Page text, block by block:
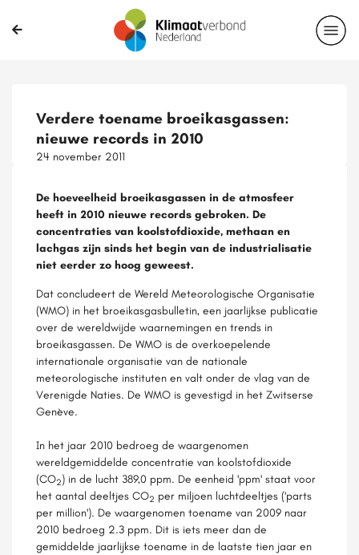
Verdere toename broeikasgassen:
nieuwe records in 2010
24 november 2011
De hoeveelheid broeikasgassen in de atmosfeer
heeft in 2010 nieuwe records gebroken. De
concentraties van koolstofdioxide, methaan en
lachgas zijn sinds het begin van de industrialisatie
niet eerder zo hoog geweest.
Dat concludeert de Wereld Meteorologische Organisatie
(WMO) in het broeikasgasbulletin, een jaarlijkse publicatie
over de wereldwijde waarnemingen en trends in
broeikasgassen. De WMO is de overkoepelende
internationale organisatie van de nationale
meteorologische instituten en valt onder de vlag van de
Verenigde Naties. De WMO is gevestigd in het Zwitserse
Genève.
In het jaar 2010 bedroeg de waargenomen
wereldgemiddelde concentratie van koolstofdioxide
(CO2) in de lucht 389,0 ppm. De eenheid 'ppm' staat voor
het aantal deeltjes CO2 per miljoen luchtdeeltjes ('parts
per million'). De waargenomen toename van 2009 naar
2010 bedroeg 2.3 ppm. Dit is iets meer dan de
gemiddelde jaarlijkse toename in de laatste tien jaar en